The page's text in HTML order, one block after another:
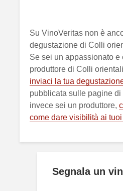
Su VinoVeritas non è
degustazione di Colli
Se sei un appassionato e
produttore di Colli
inviaci la tua
pubblicata sulle pagine
invece sei un produttore,
come dare visibilità ai
Segnala un